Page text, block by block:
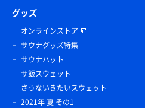
グッズ
オンラインストア
サウナグッズ特集
サウナハット
サ飯スウェット
さうないきたいスウェット
2021年 夏 その1